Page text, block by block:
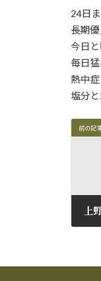
24日
長期
今日
毎日
熱中
塩分
前の記
上